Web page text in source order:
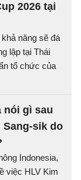
2026 tại
năng sẽ đá
lập tại Thái
tổ chức của
nói gì sau
Sang-sik do
Indonesia,
việc HLV Kim